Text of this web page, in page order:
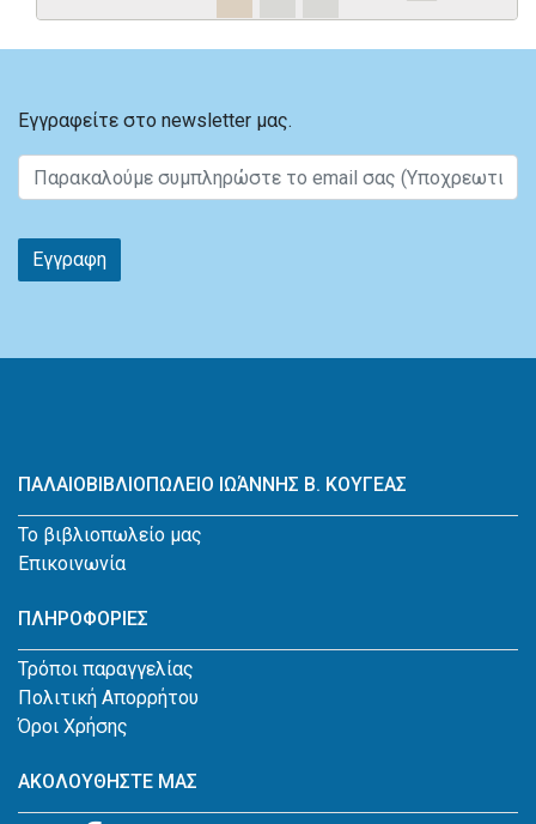
Εγγραφείτε στο newsletter μας.
Εγγραφη
ΠΑΛΑΙΟΒΙΒΛΙΟΠΩΛΕΙΟ ΙΩΆΝΝΗΣ Β. ΚΟΥΓΕΑΣ
Το βιβλιοπωλείο μας
Επικοινωνία
ΠΛΗΡΟΦΟΡΙΕΣ
Τρόποι παραγγελίας
Πολιτική Απορρήτου
Όροι Χρήσης
ΑΚΟΛΟΥΘΗΣΤΕ ΜΑΣ